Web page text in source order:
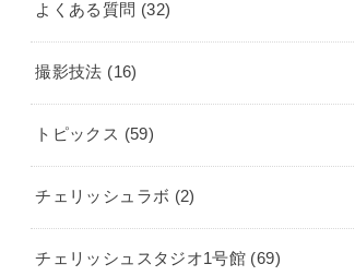
よくある質問 (32)
撮影技法 (16)
トピックス (59)
チェリッシュラボ (2)
チェリッシュスタジオ1号館 (69)